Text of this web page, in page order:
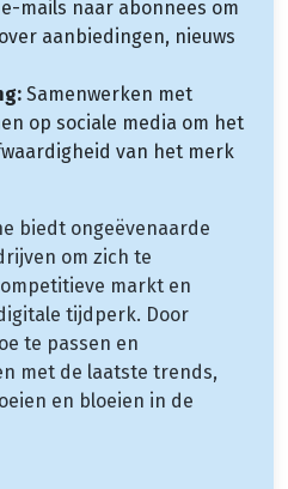
mails naar abonnees om
aanbiedingen, nieuws
Samenwerken met
op sociale media om het
van het merk
biedt ongeëvenaarde
om zich te
markt en
tijdperk. Door
te passen en
met de laatste trends,
en bloeien in de